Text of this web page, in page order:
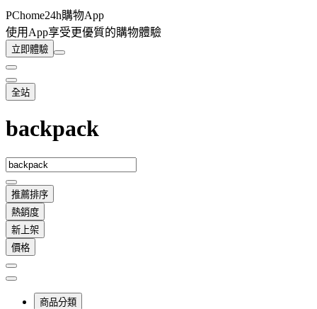
PChome24h購物App
使用App享受更優質的購物體驗
立即體驗
全站
backpack
推薦排序
熱銷度
新上架
價格
商品分類